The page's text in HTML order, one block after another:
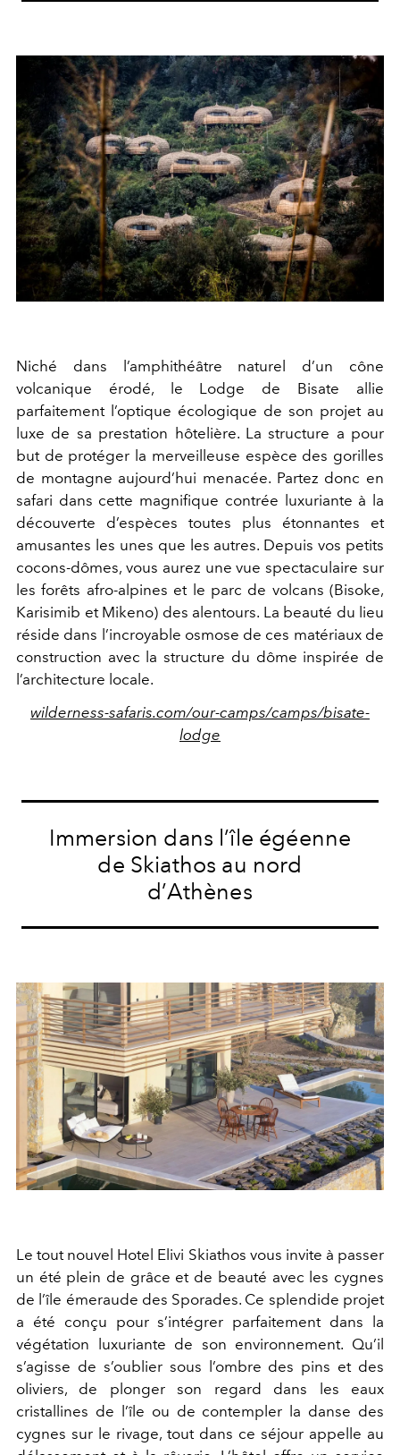
Niché dans l’amphithéâtre naturel d’un cône
volcanique érodé, le Lodge de Bisate allie
parfaitement l’optique écologique de son projet au
luxe de sa prestation hôtelière. La structure a pour
but de protéger la merveilleuse espèce des gorilles
de montagne aujourd’hui menacée. Partez donc en
safari dans cette magnifique contrée luxuriante à la
découverte d’espèces toutes plus étonnantes et
amusantes les unes que les autres. Depuis vos petits
cocons-dômes, vous aurez une vue spectaculaire sur
les forêts afro-alpines et le parc de volcans (Bisoke,
Karisimib et Mikeno) des alentours. La beauté du lieu
réside dans l’incroyable osmose de ces matériaux de
construction avec la structure du dôme inspirée de
l’architecture locale.
wilderness-safaris.com/our-camps/camps/bisate-
lodge
Immersion dans l’île égéenne
de Skiathos au nord
d’Athènes
Le tout nouvel Hotel Elivi Skiathos vous invite à passer
un été plein de grâce et de beauté avec les cygnes
de l’île émeraude des Sporades. Ce splendide projet
a été conçu pour s’intégrer parfaitement dans la
végétation luxuriante de son environnement. Qu’il
s’agisse de s’oublier sous l’ombre des pins et des
oliviers, de plonger son regard dans les eaux
cristallines de l’île ou de contempler la danse des
cygnes sur le rivage, tout dans ce séjour appelle au